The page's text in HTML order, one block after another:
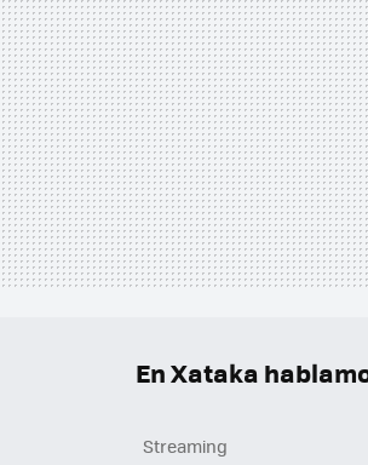
En Xataka
Streaming